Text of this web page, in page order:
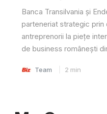
Banca Transilvania și
parteneriat strategic
antreprenorii la piețe
de business românești
Team 2 min